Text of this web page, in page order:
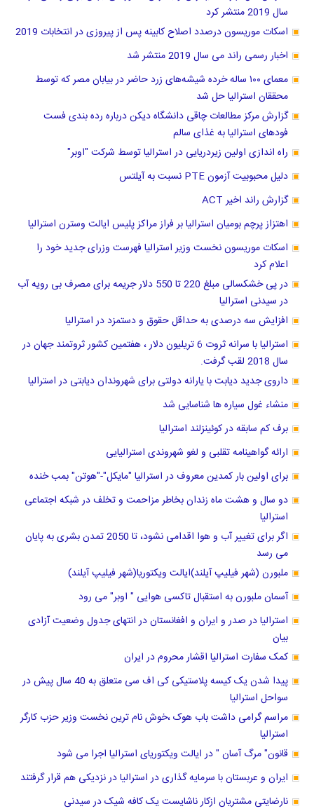
سال 2019 منتشر کرد
اسکات موریسون درصدد اصلاح کابینه پس از پیروزی در انتخابات 2019
اخبار رسمی راند می سال 2019 منتشر شد
معمای ۱۰۰ ساله خرده شیشه‌های زرد حاضر در بیابان مصر که توسط
محققان استرالیا حل شد
گزارش مرکز مطالعات چاقی دانشگاه دیکن درباره رده بندی فست
فودهای استرالیا به غذای سالم
راه اندازی اولین زیردریایی در استرالیا توسط شرکت "اوبر"
دلیل محبوبیت آزمون PTE نسبت به آیلتس
گزارش راند اخیر ACT
اهتزاز پرچم بومیان استرالیا بر فراز مراکز پلیس ایالت وسترن استرالیا
اسکات موریسون نخست وزیر استرالیا فهرست وزرای جدید خود را
اعلام کرد
در پی خشکسالی مبلغ 220 تا 550 دلار جریمه برای مصرف بی رویه آب
در سیدنی استرالیا
افزایش سه درصدی به حداقل حقوق و دستمزد در استرالیا
استرالیا با سرانه ثروت 6 تریلیون دلار ، هفتمین کشور ثروتمند جهان در
سال 2018 لقب گرفت.
داروی جدید دیابت با یارانه دولتی برای شهروندان دیابتی در استرالیا
منشاء غول سیاره ها شناسایی شد
برف کم سابقه در کوئینزلند استرالیا
ارائه گواهینامه تقلبی و لغو شهروندی استرالیایی
برای اولین بار کمدین معروف در استرالیا "مایکل"-"هوتن" بمب خنده
دو سال و هشت ماه زندان بخاطر مزاحمت و تخلف در شبکه اجتماعی
استرالیا
اگر برای تغییر آب و هوا اقدامی نشود، تا 2050 تمدن بشری به پایان
می رسد
ملبورن (شهر فیلیپ آیلند)ایالت ویکتوریا(شهر فیلیپ آیلند)
آسمان ملبورن به استقبال تاکسی هوایی " اوبر" می رود
استرالیا در صدر و ایران و افغانستان در انتهای جدول وضعیت آزادی
بیان
کمک سفارت استرالیا اقشار محروم در ایران
پیدا شدن یک کیسه پلاستیکی کی اف سی متعلق به 40 سال پیش در
سواحل استرالیا
مراسم گرامی داشت باب هوک ،خوش نام ترین نخست وزیر حزب کارگر
استرالیا
قانون" مرگ آسان " در ایالت ویکتوریای استرالیا اجرا می شود
ایران و عربستان با سرمایه گذاری در استرالیا در نزدیکی هم قرار گرفتند
نارضایتی مشتریان ازکار ناشایست یک کافه شیک در سیدنی